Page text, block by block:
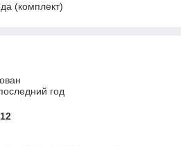
(комплект)
год